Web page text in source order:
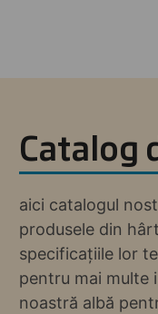
Catalog
aici catalogul
produsele din
specificațiile lor
pentru mai multe
noastră albă